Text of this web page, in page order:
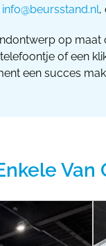
info@beursstand.nl,
op maat
of een
een succes